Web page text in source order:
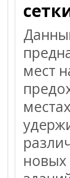
мест
новых